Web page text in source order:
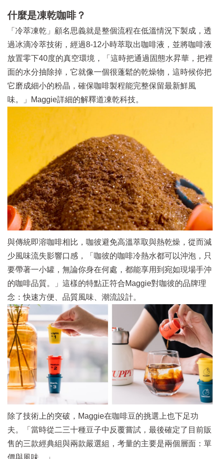
什麼是凍乾咖啡？
「冷萃凍乾」顧名思義就是整個流程在低溫情況下製成，透
過冰滴冷萃技術，經過8-12小時萃取出咖啡液，並將咖啡液
放置零下40度的真空環境，「這時把通過固態水昇華，把裡
面的水分抽除掉，它就像一個很蓬鬆的乾燥物，這時候你把
它磨成細小的粉晶，確保咖啡製程能完整保留最新鮮風
味。」Maggie詳細的解釋道凍乾科技。
與傳統即溶咖啡相比，咖彼避免高溫萃取與熱乾燥，從而減
少風味流失影響口感，「咖彼的咖啡冷熱水都可以沖泡，只
要帶著一小罐，無論你身在何處，都能享用到宛如現場手沖
的咖啡品質。」這樣的特點正符合Maggie對咖彼的品牌理
念：快速方便、品質風味、潮流設計。
除了技術上的突破，Maggie在咖啡豆的挑選上也下足功
夫。「當時從二三十種豆子中反覆嘗試，最後確定了目前販
售的三款經典組與兩款嚴選組，考量的主要是兩個層面：單
價與風味。」